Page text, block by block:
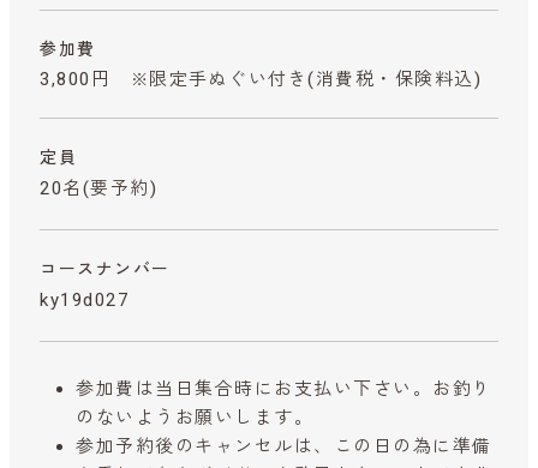
参加費
3,800円 ※限定手ぬぐい付き (消費税・保険料込)
定員
20名(要予約)
コースナンバー
ky19d027
参加費は当日集合時にお支払い下さい。お釣り
のないようお願いします。
参加予約後のキャンセルは、この日の為に準備